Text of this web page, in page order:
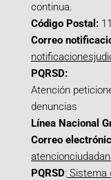
continua.
Código Postal:
Correo
PQRSD:
Atención
denuncias
Línea Nacional
Correo
PQRSD: Sistema